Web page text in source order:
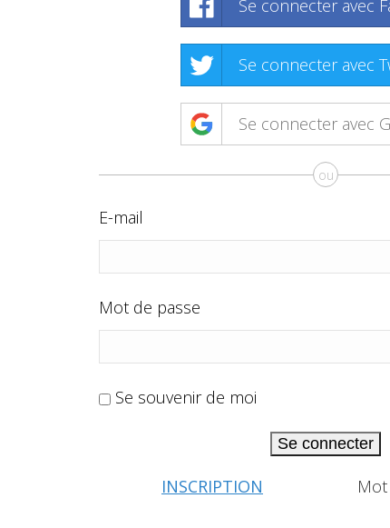
Se connecter avec
Se connecter avec
Se connecter avec
ou
E-mail
Mot de passe
Se souvenir de moi
Se connecter
INSCRIPTION